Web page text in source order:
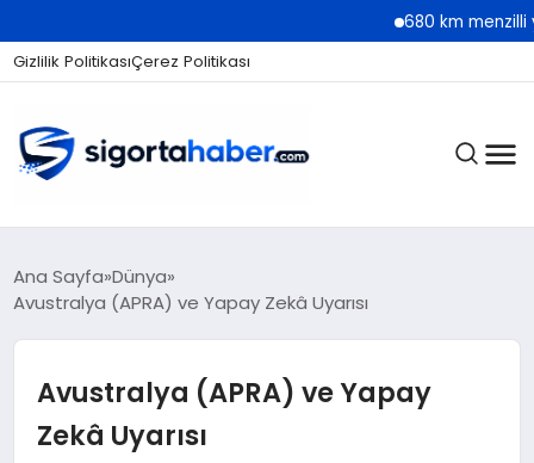
680 km menzilli yeni
Gizlilik PolitikasıÇerez Politikası
SIGORTA
EKONOMI
Ana Sayfa Dünya
Avustralya (APRA) ve Yapay Zekâ Uyarısı
Avustralya (APRA) ve Yapay
Zekâ Uyarısı